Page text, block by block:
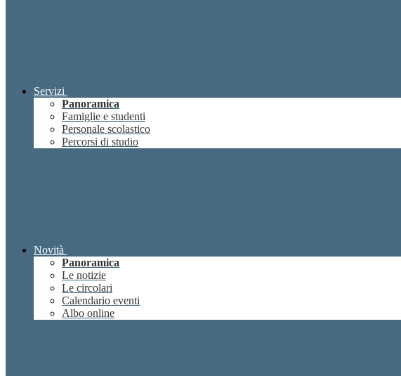
Servizi
Panoramica
Famiglie e studenti
Personale scolastico
Percorsi di studio
Novità
Panoramica
Le notizie
Le circolari
Calendario eventi
Albo online